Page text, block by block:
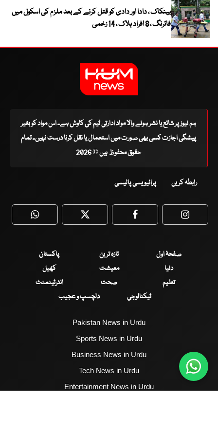
بینکاک ، دادا اور دادی کو قتل کرنے کے بعد ملزم کی اسکول میں
فائرنگ ، 8 افراد ہلاک ، 14 زخمی
ہم نیوز پر شائع یا نشر ہونے والا مواد ادارتی ٹیم کی کاوش ہے۔ اس مواد کو بغیر
پیشگی اجازت کسی بھی صورت میں استعمال یا نقل کرنا درست نہیں۔ تمام
حقوق محفوظ ہیں © 2026
رابطہ کریں پرائیویسی پالیسی
WhatsApp Twitter Facebook
صفحۂ اول تازہ ترین
پاکستان
دنیا
معیشت
کھیل
تعلیم
صحت
انٹرٹینمنٹ
ٹیکنالوجی
دلچسپ و عجیب
Pakistan News in Urdu
Sports News in Urdu
Business News in Urdu
Tech News in Urdu
Entertainment News in Urdu